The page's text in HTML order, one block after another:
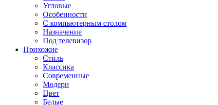
Угловые
Особенности
С компьютерным столом
Назначение
Под телевизор
Прихожие
Стиль
Классика
Современные
Модерн
Цвет
Белые